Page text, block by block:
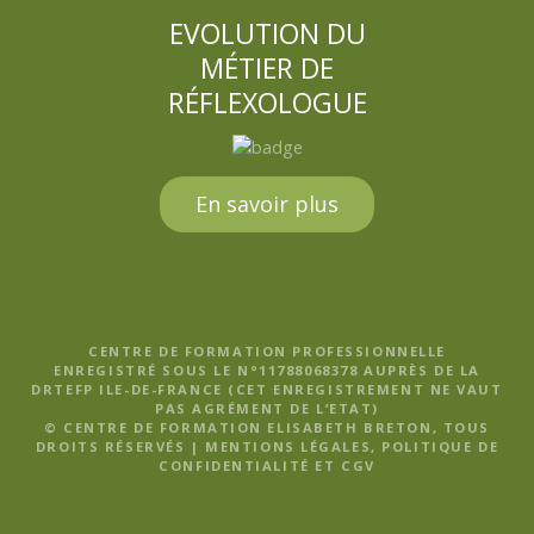
EVOLUTION DU
MÉTIER DE
RÉFLEXOLOGUE
En savoir plus
CENTRE DE FORMATION PROFESSIONNELLE
ENREGISTRÉ SOUS LE N°11788068378 AUPRÈS DE LA
DRTEFP ILE-DE-FRANCE (CET ENREGISTREMENT NE VAUT
PAS AGRÉMENT DE L’ETAT)
© CENTRE DE FORMATION ELISABETH BRETON, TOUS
DROITS RÉSERVÉS | MENTIONS LÉGALES, POLITIQUE DE
CONFIDENTIALITÉ ET CGV